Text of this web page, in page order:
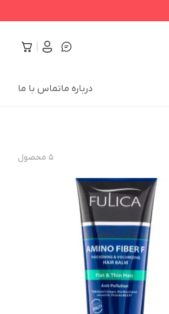
درباره ماتماس با ما
۵ محصول